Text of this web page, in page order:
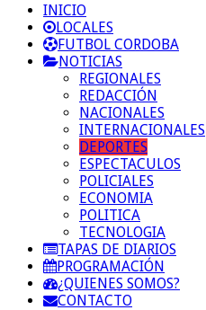
INICIO
LOCALES
FUTBOL CORDOBA
NOTICIAS
REGIONALES
REDACCIÓN
NACIONALES
INTERNACIONALES
DEPORTES
ESPECTACULOS
POLICIALES
ECONOMIA
POLITICA
TECNOLOGIA
TAPAS DE DIARIOS
PROGRAMACIÓN
¿QUIENES SOMOS?
CONTACTO